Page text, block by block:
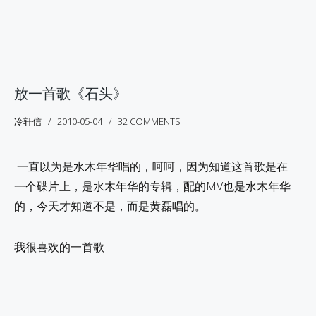
放一首歌《石头》
冷轩信 2010-05-04 32 COMMENTS
一直以为是水木年华唱的，呵呵，因为知道这首歌是在
一个碟片上，是水木年华的专辑，配的MV也是水木年华
的，今天才知道不是，而是黄磊唱的。
我很喜欢的一首歌